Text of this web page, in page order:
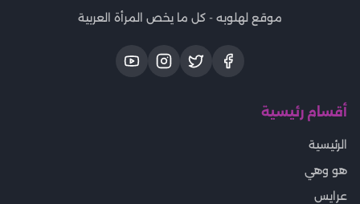
موقع لهلوبه - كل ما يخص المرأة العربية
أقسام رئيسية
الرئيسية
هو وهي
عرايس